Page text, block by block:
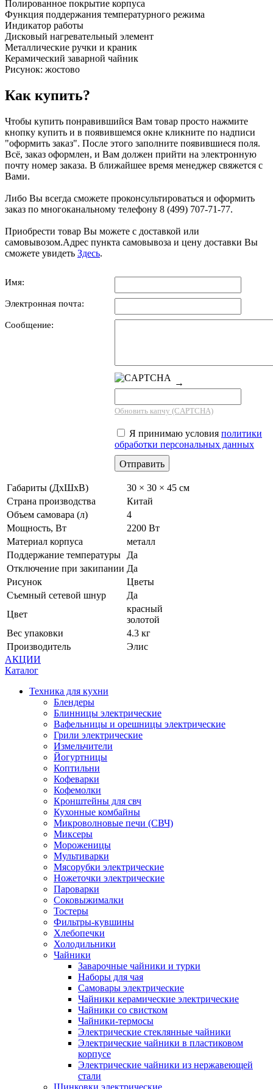
Полированное покрытие корпуса
Функция поддержания температурного режима
Индикатор работы
Дисковый нагревательный элемент
Металлические ручки и краник
Керамический заварной чайник
Рисунок: жостово
Как купить?
Чтобы купить понравившийся Вам товар просто нажмите
кнопку купить и в появившемся окне кликните по надписи
"оформить заказ". После этого заполните появившиеся поля.
Всё, заказ оформлен, и Вам должен прийти на электронную
почту номер заказа. В ближайшее время менеджер свяжется с
Вами.
Либо Вы всегда сможете проконсультироваться и оформить
заказ по многоканальному телефону 8 (499) 707-71-77.
Приобрести товар Вы можете с доставкой или
самовывозом.Адрес пункта самовывоза и цену доставки Вы
сможете увидеть Здесь.
Имя:
Электронная почта:
Сообщение:
→
Обновить капчу (CAPTCHA)
Я принимаю условия политики
обработки персональных данных
Габариты (ДхШхВ)
30 × 30 × 45 см
Страна производства
Китай
Объем самовара (л)
4
Мощность, Вт
2200 Вт
Материал корпуса
металл
Поддержание температуры
Да
Отключение при закипании Да
Рисунок
Цветы
Съемный сетевой шнур
Да
Цвет
красный
золотой
Вес упаковки
4.3 кг
Производитель
Элис
АКЦИИ
Каталог
Техника для кухни
Блендеры
Блинницы электрические
Вафельницы и орешницы электрические
Грили электрические
Измельчители
Йогуртницы
Коптильни
Кофеварки
Кофемолки
Кронштейны для свч
Кухонные комбайны
Микроволновые печи (СВЧ)
Миксеры
Мороженицы
Мультиварки
Мясорубки электрические
Ножеточки электрические
Пароварки
Соковыжималки
Тостеры
Фильтры-кувшины
Хлебопечки
Холодильники
Чайники
Заварочные чайники и турки
Наборы для чая
Самовары электрические
Чайники керамические электрические
Чайники со свистком
Чайники-термосы
Электрические стеклянные чайники
Электрические чайники в пластиковом
корпусе
Электрические чайники из нержавеющей
стали
Шинковки электрические